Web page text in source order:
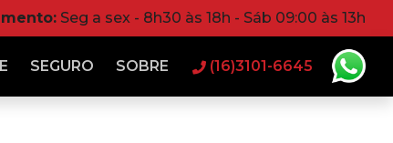
Seg a sex - 8h30 às 18h - Sáb 09:00 às 13h
SEGURO SOBRE (16)3101-6645